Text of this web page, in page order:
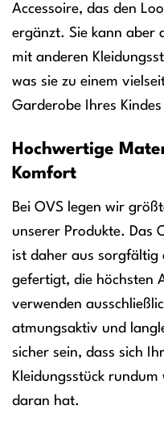
Accessoire, das den
ergänzt. Sie kann aber
mit anderen
was sie zu einem
Garderobe Ihres
Hochwertige
Komfort
Bei OVS legen wir
unserer Produkte. Das
ist daher aus sorgfältig
gefertigt, die höchsten
verwenden
atmungsaktiv und
sicher sein, dass sich
Kleidungsstück
daran hat.